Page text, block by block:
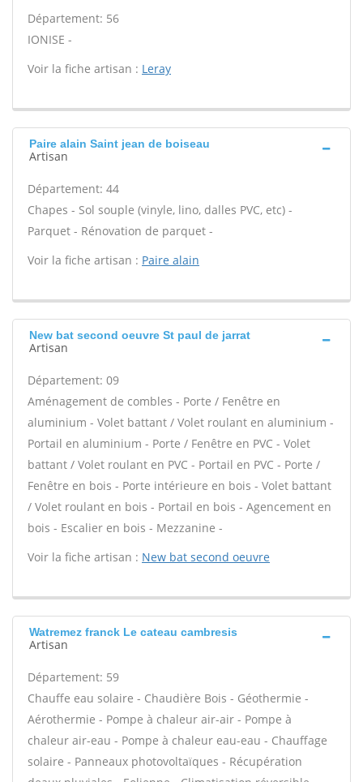
Département: 56
IONISE -
Voir la fiche artisan : Leray
Paire alain Saint jean de boiseau
Artisan
Département: 44
Chapes - Sol souple (vinyle, lino, dalles PVC, etc) -
Parquet - Rénovation de parquet -
Voir la fiche artisan : Paire alain
New bat second oeuvre St paul de jarrat
Artisan
Département: 09
Aménagement de combles - Porte / Fenêtre en
aluminium - Volet battant / Volet roulant en aluminium -
Portail en aluminium - Porte / Fenêtre en PVC - Volet
battant / Volet roulant en PVC - Portail en PVC - Porte /
Fenêtre en bois - Porte intérieure en bois - Volet battant
/ Volet roulant en bois - Portail en bois - Agencement en
bois - Escalier en bois - Mezzanine -
Voir la fiche artisan : New bat second oeuvre
Watremez franck Le cateau cambresis
Artisan
Département: 59
Chauffe eau solaire - Chaudière Bois - Géothermie -
Aérothermie - Pompe à chaleur air-air - Pompe à
chaleur air-eau - Pompe à chaleur eau-eau - Chauffage
solaire - Panneaux photovoltaïques - Récupération